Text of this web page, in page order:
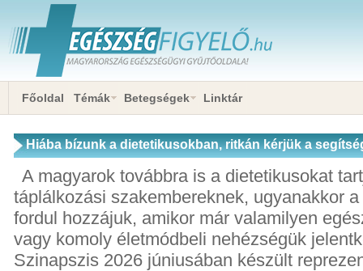
Főoldal Témák Betegségek Linktár
Hiába bízunk a dietetikusokban, ritkán kérjük a
A magyarok továbbra is a dietetikusokat
táplálkozási szakembereknek, ugyanakkor
fordul hozzájuk, amikor már valamilyen
vagy komoly életmódbeli nehézségük
Szinapszis 2026 júniusában készült